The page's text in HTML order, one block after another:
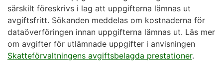
särskilt föreskrivs i lag att uppgifterna lämnas ut
avgiftsfritt. Sökanden meddelas om kostnaderna för
dataöverföringen innan uppgifterna lämnas ut. Läs mer
om avgifter för utlämnade uppgifter i anvisningen
Skatteförvaltningens avgiftsbelagda prestationer.